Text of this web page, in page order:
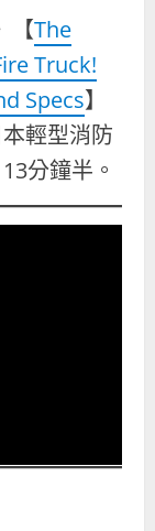
【The
Truck!
Specs】
輕型消防
分鐘半。